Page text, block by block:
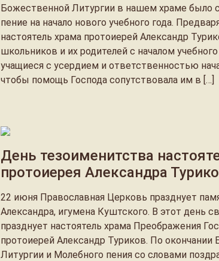
Божественной Литургии в нашем храме было
пение на начало нового учебного года.
настоятель храма протоиерей Александр
школьников и их родителей с началом
учащиеся с усердием и ответственностью
чтобы помощь Господа сопутствовала им в […]
День тезоименитства
протоиерея Александра
22 июня Православная Церковь празднует
Александра, игумена Куштского. В этот день
празднует настоятель храма Преображения
протоиерей Александр Туриков. По
Литургии и Молебного пения со словами